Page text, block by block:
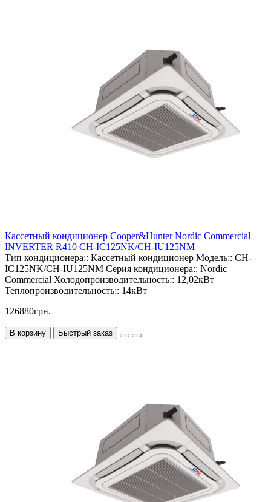
Кассетный кондиционер Cooper&Hunter Nordic Commercial
INVERTER R410 CH-IC125NK/CH-IU125NM
Тип кондиционера:: Кассетный кондиционер Модель:: CH-
IC125NK/CH-IU125NM Серия кондиционера:: Nordic
Commercial Холодопроизводительность:: 12,02кВт
Теплопроизводительность:: 14кВт
126880грн.
В корзину Быстрый заказ